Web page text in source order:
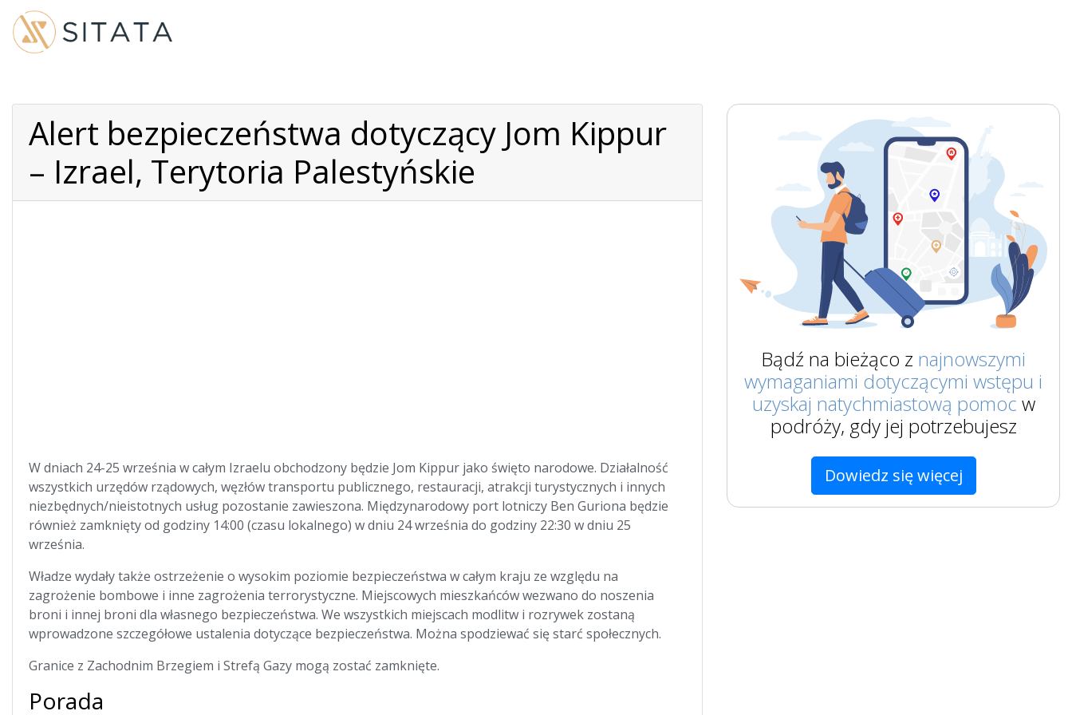
Alert bezpieczeństwa dotyczący Jom Kippur
– Izrael, Terytoria Palestyńskie
W dniach 24-25 września w całym Izraelu obchodzony będzie Jom Kippur jako święto narodowe. Działalność
wszystkich urzędów rządowych, węzłów transportu publicznego, restauracji, atrakcji turystycznych i innych
niezbędnych/nieistotnych usług pozostanie zawieszona. Międzynarodowy port lotniczy Ben Guriona będzie
również zamknięty od godziny 14:00 (czasu lokalnego) w dniu 24 września do godziny 22:30 w dniu 25
września.
Władze wydały także ostrzeżenie o wysokim poziomie bezpieczeństwa w całym kraju ze względu na
zagrożenie bombowe i inne zagrożenia terrorystyczne. Miejscowych mieszkańców wezwano do noszenia
broni i innej broni dla własnego bezpieczeństwa. We wszystkich miejscach modlitw i rozrywek zostaną
wprowadzone szczegółowe ustalenia dotyczące bezpieczeństwa. Można spodziewać się starć społecznych.
Granice z Zachodnim Brzegiem i Strefą Gazy mogą zostać zamknięte.
Porada
Bądź na bieżąco z najnowszymi
wymaganiami dotyczącymi wstępu i
uzyskaj natychmiastową pomoc w
podróży, gdy jej potrzebujesz
Dowiedz się więcej